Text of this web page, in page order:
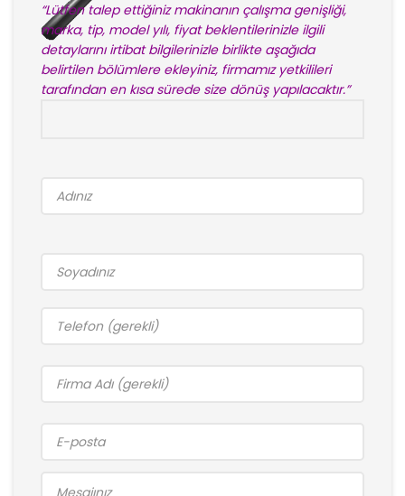
“Lütfen talep ettiğiniz makinanın çalışma genişliği,
marka, tip, model yılı, fiyat beklentilerinizle ilgili
detaylarını irtibat bilgilerinizle birlikte aşağıda
belirtilen bölümlere ekleyiniz, firmamız yetkilileri
tarafından en kısa sürede size dönüş yapılacaktır.”